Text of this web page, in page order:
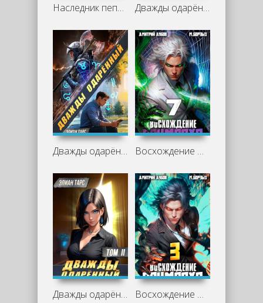
Наследник пепла. Книга I - М. Борзых, Дмитрий Дубов Дважды одарённый. Том 4 - Элиан Тарс
Дважды одарённый. Том 3 - Элиан Тарс Восхождение Примарха 7 - М. Борзых, Дмитрий Дубов
Дважды одарённый. Том 2 - Элиан Тарс Восхождение Примарха 3 - Дмитрий Дубов, М. Борзых